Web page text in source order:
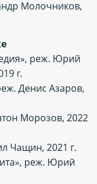
Молочников,
реж. Юрий
г.
Денис Азаров,
Морозов, 2022
Чащин, 2021 г.
реж. Юрий